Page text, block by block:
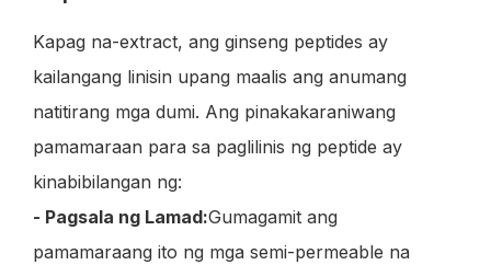
Kapag na-extract, ang ginseng peptides ay
kailangang linisin upang maalis ang anumang
natitirang mga dumi. Ang pinakakaraniwang
pamamaraan para sa paglilinis ng peptide ay
kinabibilangan ng:
- Pagsala ng Lamad:Gumagamit ang
pamamaraang ito ng mga semi-permeable na